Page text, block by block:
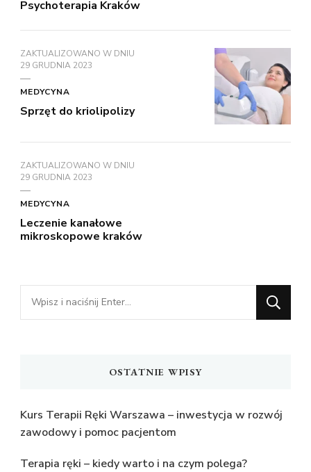
Psychoterapia Kraków
ZAKTUALIZOWANO W DNIU
29 GRUDNIA 2023
MEDYCYNA
Sprzęt do kriolipolizy
ZAKTUALIZOWANO W DNIU
29 GRUDNIA 2023
MEDYCYNA
Leczenie kanałowe
mikroskopowe kraków
Szukasz
czegoś?
OSTATNIE WPISY
Kurs Terapii Ręki Warszawa – inwestycja w rozwój
zawodowy i pomoc pacjentom
Terapia ręki – kiedy warto i na czym polega?